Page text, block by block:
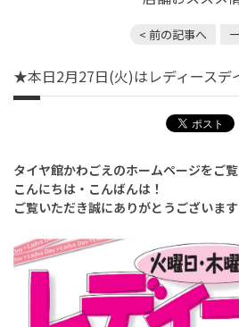
< 前の記事へ
★本日2月27日(火)はレディース
タイヤ館かわごえのホームページをご
こんにちは・こんばんは！
ご覧いただき誠にありがとうございます